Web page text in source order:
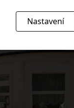
Nastavení